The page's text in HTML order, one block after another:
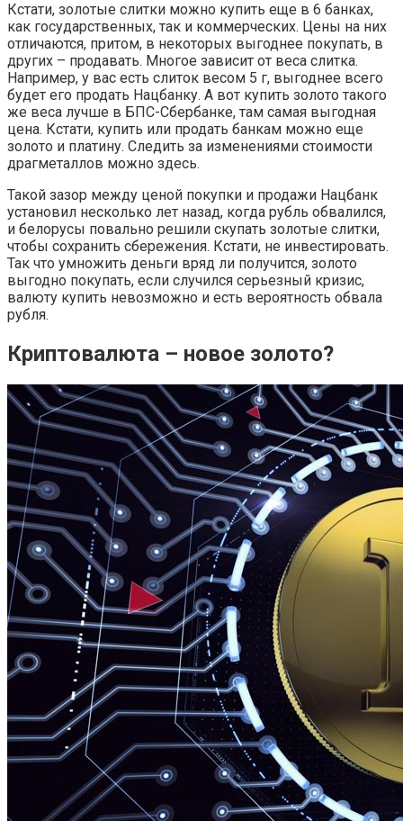
Кстати, золотые слитки можно купить еще в 6 банках,
как государственных, так и коммерческих. Цены на них
отличаются, притом, в некоторых выгоднее покупать, в
других – продавать. Многое зависит от веса слитка.
Например, у вас есть слиток весом 5 г, выгоднее всего
будет его продать Нацбанку. А вот купить золото такого
же веса лучше в БПС-Сбербанке, там самая выгодная
цена. Кстати, купить или продать банкам можно еще
золото и платину. Следить за изменениями стоимости
драгметаллов можно здесь.
Такой зазор между ценой покупки и продажи Нацбанк
установил несколько лет назад, когда рубль обвалился,
и белорусы повально решили скупать золотые слитки,
чтобы сохранить сбережения. Кстати, не инвестировать.
Так что умножить деньги вряд ли получится, золото
выгодно покупать, если случился серьезный кризис,
валюту купить невозможно и есть вероятность обвала
рубля.
Криптовалюта – новое золото?